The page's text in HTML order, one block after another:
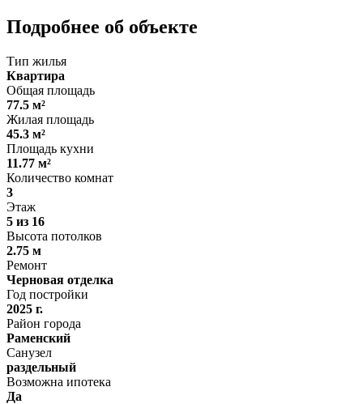
Подробнее об объекте
Тип жилья
Квартира
Общая площадь
77.5 м²
Жилая площадь
45.3 м²
Площадь кухни
11.77 м²
Количество комнат
3
Этаж
5 из 16
Высота потолков
2.75 м
Ремонт
Черновая отделка
Год постройки
2025 г.
Район города
Раменский
Санузел
раздельный
Возможна ипотека
Да